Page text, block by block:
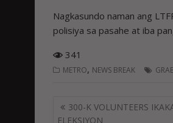
Nagkasundo naman ang
polisiya sa pasahe at iba
341
METRO, NEWS BREAK
Post
navigation
300-K VOLUNTEERS
ELEKSIYON